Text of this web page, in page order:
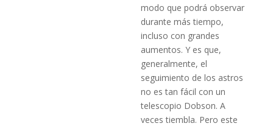
modo que podrá observar
durante más tiempo,
incluso con grandes
aumentos. Y es que,
generalmente, el
seguimiento de los astros
no es tan fácil con un
telescopio Dobson. A
veces tiembla. Pero este